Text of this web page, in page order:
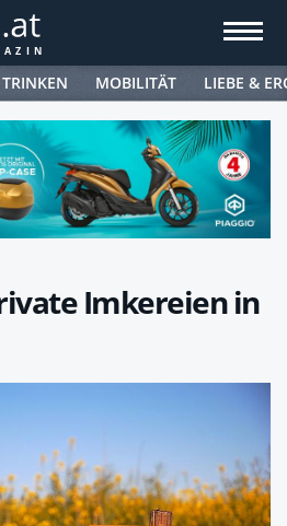
MOBILITÄT LIEBE &
Imkereien in